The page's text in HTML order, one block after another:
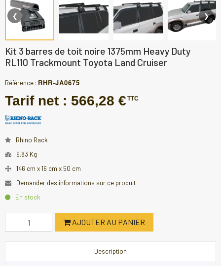
❮ ❯
Kit 3 barres de toit noire 1375mm Heavy Duty
RL110 Trackmount Toyota Land Cruiser
Référence : RHR-JA0675
Tarif net : 566,28 € TTC
Rhino Rack
9.83 Kg
146 cm x 16 cm x 50 cm
Demander des informations sur ce produit
En stock
AJOUTER AU PANIER
Description